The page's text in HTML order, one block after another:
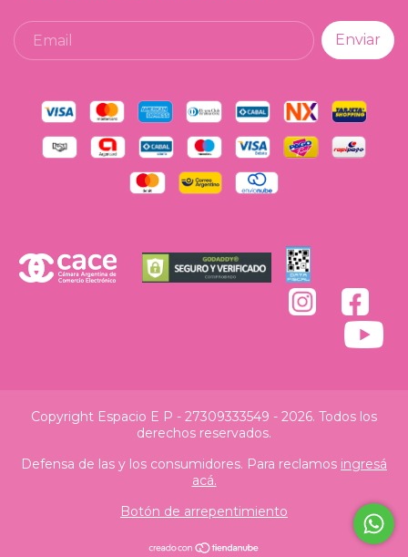
Copyright Espacio E P - 27309333549 - 2026. Todos los
derechos reservados.
Defensa de las y los consumidores. Para reclamos ingresá
acá.
Botón de arrepentimiento